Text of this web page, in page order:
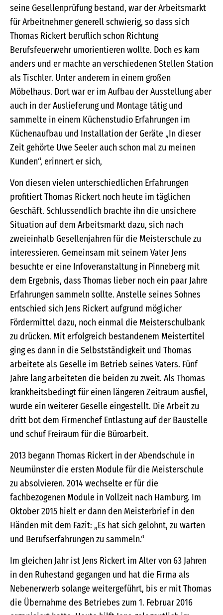
seine Gesellenprüfung bestand, war der Arbeitsmarkt
für Arbeitnehmer generell schwierig, so dass sich
Thomas Rickert beruflich schon Richtung
Berufsfeuerwehr umorientieren wollte. Doch es kam
anders und er machte an verschiedenen Stellen Station
als Tischler. Unter anderem in einem großen
Möbelhaus. Dort war er im Aufbau der Ausstellung aber
auch in der Auslieferung und Montage tätig und
sammelte in einem Küchenstudio Erfahrungen im
Küchenaufbau und Installation der Geräte „In dieser
Zeit gehörte Uwe Seeler auch schon mal zu meinen
Kunden“, erinnert er sich,
Von diesen vielen unterschiedlichen Erfahrungen
profitiert Thomas Rickert noch heute im täglichen
Geschäft. Schlussendlich brachte ihn die unsichere
Situation auf dem Arbeitsmarkt dazu, sich nach
zweieinhalb Gesellenjahren für die Meisterschule zu
interessieren. Gemeinsam mit seinem Vater Jens
besuchte er eine Infoveranstaltung in Pinneberg mit
dem Ergebnis, dass Thomas lieber noch ein paar Jahre
Erfahrungen sammeln sollte. Anstelle seines Sohnes
entschied sich Jens Rickert aufgrund möglicher
Fördermittel dazu, noch einmal die Meisterschulbank
zu drücken. Mit erfolgreich bestandenem Meistertitel
ging es dann in die Selbstständigkeit und Thomas
arbeitete als Geselle im Betrieb seines Vaters. Fünf
Jahre lang arbeiteten die beiden zu zweit. Als Thomas
krankheitsbedingt für einen längeren Zeitraum ausfiel,
wurde ein weiterer Geselle eingestellt. Die Arbeit zu
dritt bot dem Firmenchef Entlastung auf der Baustelle
und schuf Freiraum für die Büroarbeit.
2013 begann Thomas Rickert in der Abendschule in
Neumünster die ersten Module für die Meisterschule
zu absolvieren. 2014 wechselte er für die
fachbezogenen Module in Vollzeit nach Hamburg. Im
Oktober 2015 hielt er dann den Meisterbrief in den
Händen mit dem Fazit: „Es hat sich gelohnt, zu warten
und Berufserfahrungen zu sammeln.“
Im gleichen Jahr ist Jens Rickert im Alter von 63 Jahren
in den Ruhestand gegangen und hat die Firma als
Nebenerwerb solange weitergeführt, bis er mit Thomas
die Übernahme des Betriebes zum 1. Februar 2016